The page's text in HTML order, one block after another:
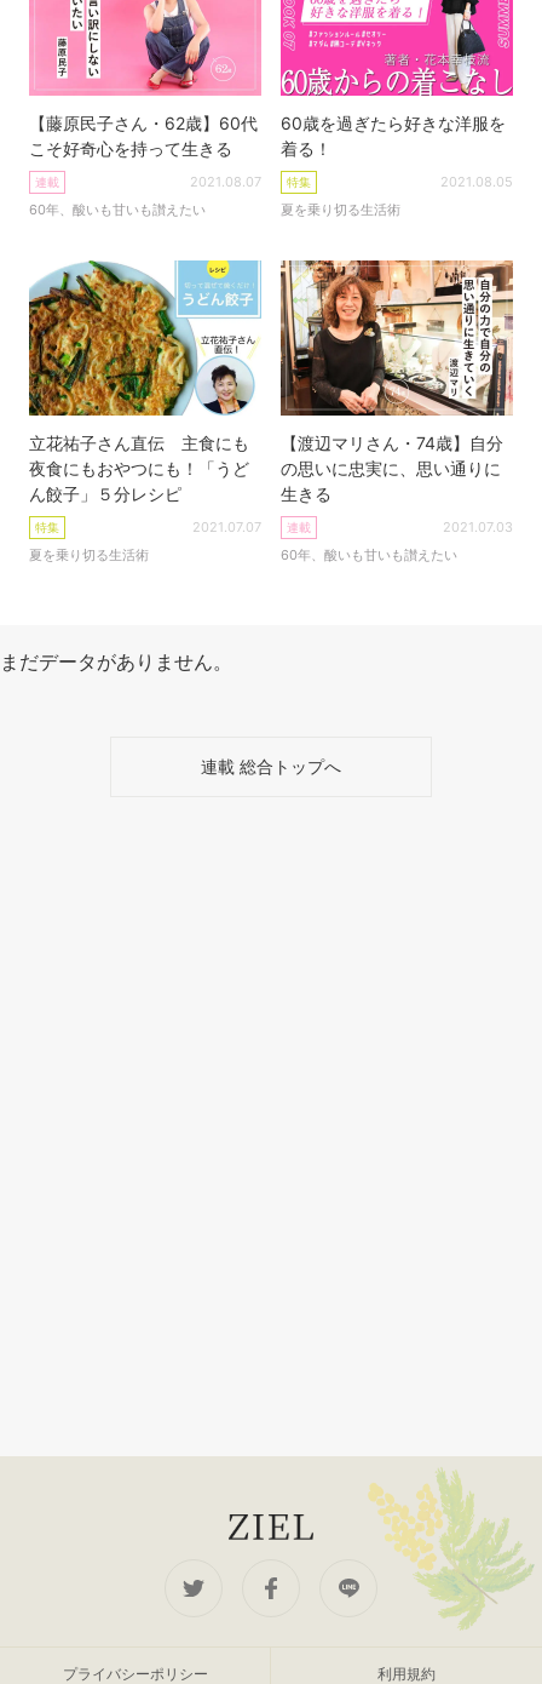
【藤原民子さん・62歳】60代
こそ好奇心を持って生きる
連載
60年、酸いも甘いも讃えたい
2021.08.07
60歳を過ぎたら好きな洋服を
着る！
特集
夏を乗り切る生活術
2021.08.05
立花祐子さん直伝 主食にも
夜食にもおやつにも！「うど
ん餃子」５分レシピ
特集
夏を乗り切る生活術
2021.07.07
【渡辺マリさん・74歳】自分
の思いに忠実に、思い通りに
生きる
連載
60年、酸いも甘いも讃えたい
2021.07.03
まだデータがありません。
連載 総合トップへ
プライバシーポリシー 利用規約